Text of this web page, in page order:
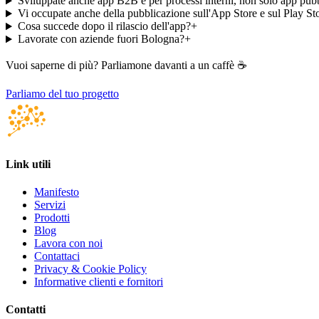
Vi occupate anche della pubblicazione sull'App Store e sul Play
Cosa succede dopo il rilascio dell'app?+
Lavorate con aziende fuori Bologna?+
Vuoi saperne di più? Parliamone davanti a un caffè ☕
Parliamo del tuo progetto
Link utili
Manifesto
Servizi
Prodotti
Blog
Lavora con noi
Contattaci
Privacy & Cookie Policy
Informative clienti e fornitori
Contatti